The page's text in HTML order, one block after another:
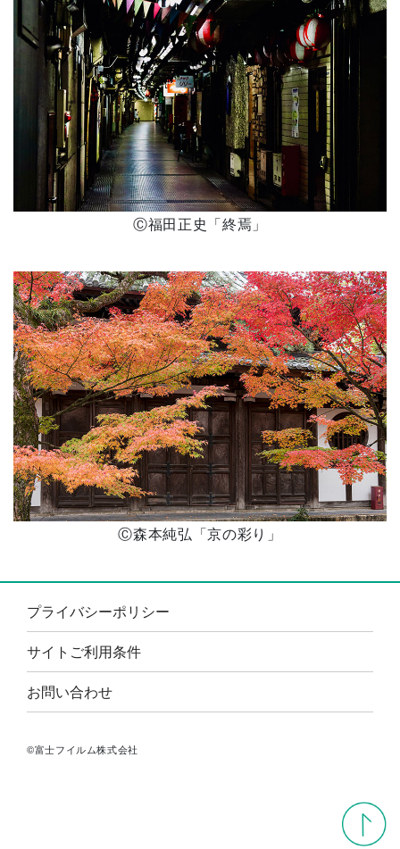
Ⓒ福田正史「終焉」
Ⓒ森本純弘「京の彩り」
プライバシーポリシー
サイトご利用条件
お問い合わせ
©富士フイルム株式会社